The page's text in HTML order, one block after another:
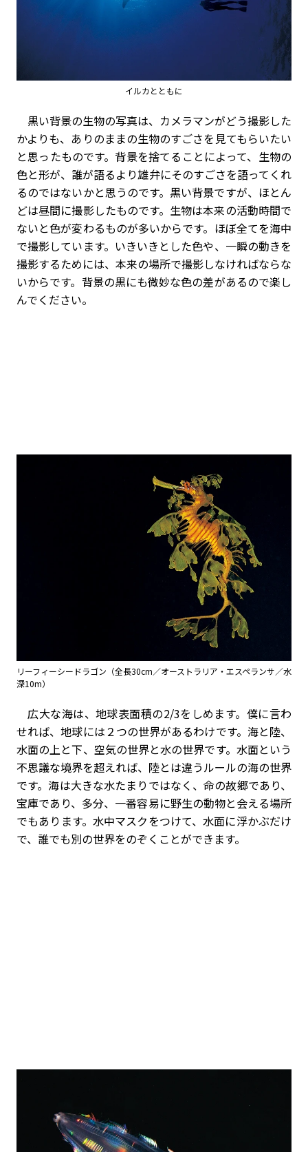
イルカとともに
黒い背景の生物の写真は、カメラマンがどう撮影した
かよりも、ありのままの生物のすごさを見てもらいたい
と思ったものです。背景を捨てることによって、生物の
色と形が、誰が語るより雄弁にそのすごさを語ってくれ
るのではないかと思うのです。黒い背景ですが、ほとん
どは昼間に撮影したものです。生物は本来の活動時間で
ないと色が変わるものが多いからです。ほぼ全てを海中
で撮影しています。いきいきとした色や、一瞬の動きを
撮影するためには、本来の場所で撮影しなければならな
いからです。背景の黒にも微妙な色の差があるので楽し
んでください。
リーフィーシードラゴン（全長30cm／オーストラリア・エスペランサ／水
深10m）
広大な海は、地球表面積の2/3をしめます。僕に言わ
せれば、地球には２つの世界があるわけです。海と陸、
水面の上と下、空気の世界と水の世界です。水面という
不思議な境界を超えれば、陸とは違うルールの海の世界
です。海は大きな水たまりではなく、命の故郷であり、
宝庫であり、多分、一番容易に野生の動物と会える場所
でもあります。水中マスクをつけて、水面に浮かぶだけ
で、誰でも別の世界をのぞくことができます。